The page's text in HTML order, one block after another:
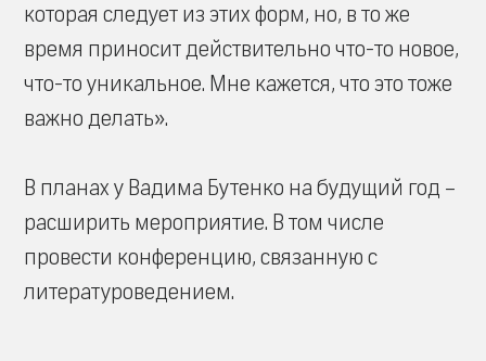
которая следует из этих форм, но, в то же
время приносит действительно что-то новое,
что-то уникальное. Мне кажется, что это тоже
важно делать».
В планах у Вадима Бутенко на будущий год –
расширить мероприятие. В том числе
провести конференцию, связанную с
литературоведением.